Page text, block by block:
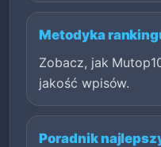
Metodyka
Zobacz, jak
jakość wpisów.
Poradnik